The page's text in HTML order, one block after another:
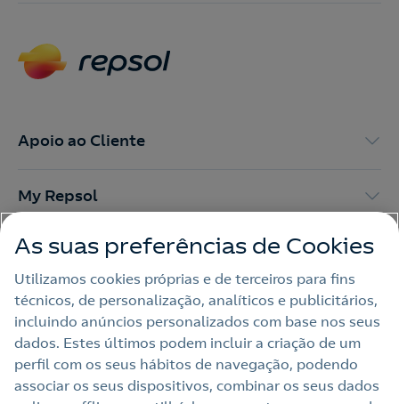
Apoio ao Cliente
My Repsol
Outras Energias
Links Úteis
Nota legal
As suas preferências de Cookies
Utilizamos cookies próprias e de terceiros para fins
técnicos, de personalização, analíticos e publicitários,
incluindo anúncios personalizados com base nos seus
dados. Estes últimos podem incluir a criação de um
perfil com os seus hábitos de navegação, podendo
associar os seus dispositivos, combinar os seus dados